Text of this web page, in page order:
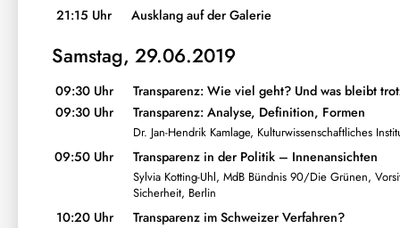
21:15 Uhr Ausklang auf der Galerie
Samstag, 29.06.2019
09:30 Uhr
Transparenz: Wie viel geht? Und was bleibt
09:30 Uhr
Transparenz: Analyse, Definition, Formen
Dr. Jan-Hendrik Kamlage, Kulturwissenschaftliches
09:50 Uhr Transparenz in der Politik – Innenansichten
Sylvia Kotting-Uhl, MdB Bündnis 90/Die Grünen,
Sicherheit, Berlin
10:20 Uhr Transparenz im Schweizer Verfahren?